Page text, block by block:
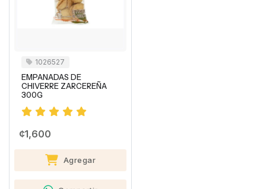
1026527
EMPANADAS DE
CHIVERRE ZARCEREÑA
300G
¢1,600
Agregar